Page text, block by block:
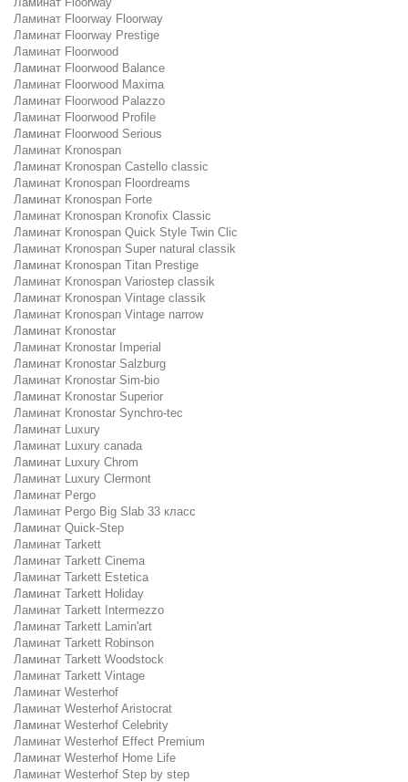
Ламинат Floorway Floorway
Ламинат Floorway Prestige
Ламинат Floorwood
Ламинат Floorwood Balance
Ламинат Floorwood Maxima
Ламинат Floorwood Palazzo
Ламинат Floorwood Profile
Ламинат Floorwood Serious
Ламинат Kronospan
Ламинат Kronospan Castello classic
Ламинат Kronospan Floordreams
Ламинат Kronospan Forte
Ламинат Kronospan Kronofix Classic
Ламинат Kronospan Quick Style Twin Clic
Ламинат Kronospan Super natural classik
Ламинат Kronospan Titan Prestige
Ламинат Kronospan Variostep classik
Ламинат Kronospan Vintage classik
Ламинат Kronospan Vintage narrow
Ламинат Kronostar
Ламинат Kronostar Imperial
Ламинат Kronostar Salzburg
Ламинат Kronostar Sim-bio
Ламинат Kronostar Superior
Ламинат Kronostar Synchro-tec
Ламинат Luxury
Ламинат Luxury canada
Ламинат Luxury Chrom
Ламинат Luxury Clermont
Ламинат Pergo
Ламинат Pergo Big Slab 33 класс
Ламинат Quick-Step
Ламинат Tarkett
Ламинат Tarkett Cinema
Ламинат Tarkett Estetica
Ламинат Tarkett Holiday
Ламинат Tarkett Intermezzo
Ламинат Tarkett Lamin'art
Ламинат Tarkett Robinson
Ламинат Tarkett Woodstock
Ламинат Tarkett Vintage
Ламинат Westerhof
Ламинат Westerhof Aristocrat
Ламинат Westerhof Celebrity
Ламинат Westerhof Effect Premium
Ламинат Westerhof Home Life
Ламинат Westerhof Step by step